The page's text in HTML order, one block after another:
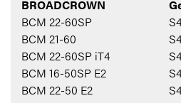
BROADCROWN
BCM 22-60SP
BCM 21-60
BCM 22-60SP iT4
BCM 16-50SP E2
BCM 22-50 E2